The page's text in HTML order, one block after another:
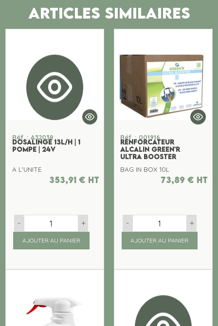
ARTICLES SIMILAIRES
Réf. : A32038
DOSALINGE 13L/H | 1
POMPE | 24V
A L'UNITE
353,91 € ht
- +
AJOUTER AU PANIER
Réf. : 001916
RENFORCATEUR
ALCALIN GREEN'R
ULTRA BOOSTER
BAG IN BOX 10L
73,89 € ht
- +
AJOUTER AU PANIER